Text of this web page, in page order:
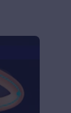
en After